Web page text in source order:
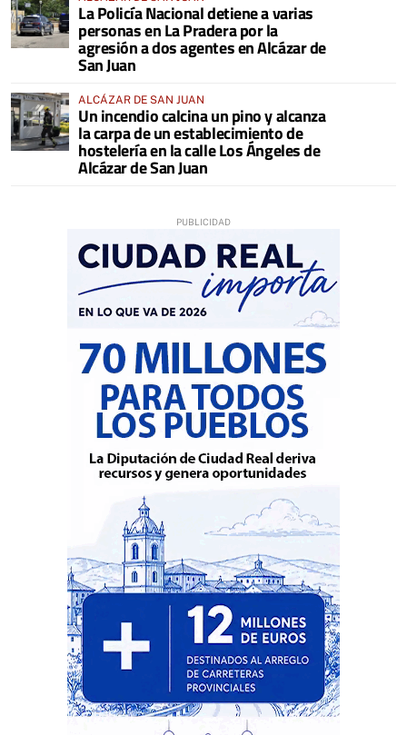
La Policía Nacional detiene a varias
personas en La Pradera por la
agresión a dos agentes en Alcázar de
San Juan
ALCÁZAR DE SAN JUAN
Un incendio calcina un pino y alcanza
la carpa de un establecimiento de
hostelería en la calle Los Ángeles de
Alcázar de San Juan